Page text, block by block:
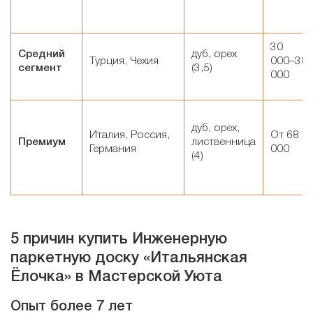
Средний
сегмент
Турция, Чехия
дуб, орех
(3,5)
30
000–38
000
Премиум
Италия, Россия,
Германия
дуб, орех,
лиственница
(4)
От 68
000
5 причин купить Инженерную
паркетную доску «Итальянская
Ёлочка» в Мастерской Уюта
Опыт более 7 лет